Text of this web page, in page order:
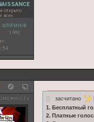
открыто
всех
ФЛОРИНОВ:
1 900
засчитано
1. Бесплатный
2. Платные